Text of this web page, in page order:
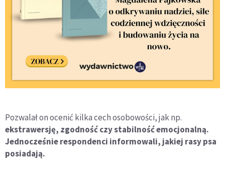
Pozwalał on ocenić kilka cech osobowości, jak np.
ekstrawersję, zgodność czy stabilność emocjonalną.
Jednocześnie respondenci informowali, jakiej rasy psa
posiadają.